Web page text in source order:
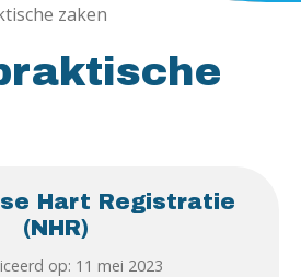
zaken
Hart Registratie
(NHR)
op: 11 mei 2023